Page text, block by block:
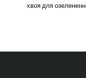
хвоя для